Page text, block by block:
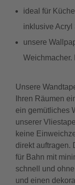
ideal für
inklusive
unsere
Unsere
Ihren Räumen
ein gemütliches
unserer
keine
direkt auftragen.
für Bahn mit
schnell und
und einen